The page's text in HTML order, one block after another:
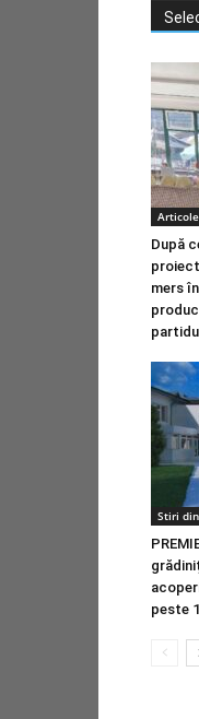
Articole
După
mers
Stiri
peste